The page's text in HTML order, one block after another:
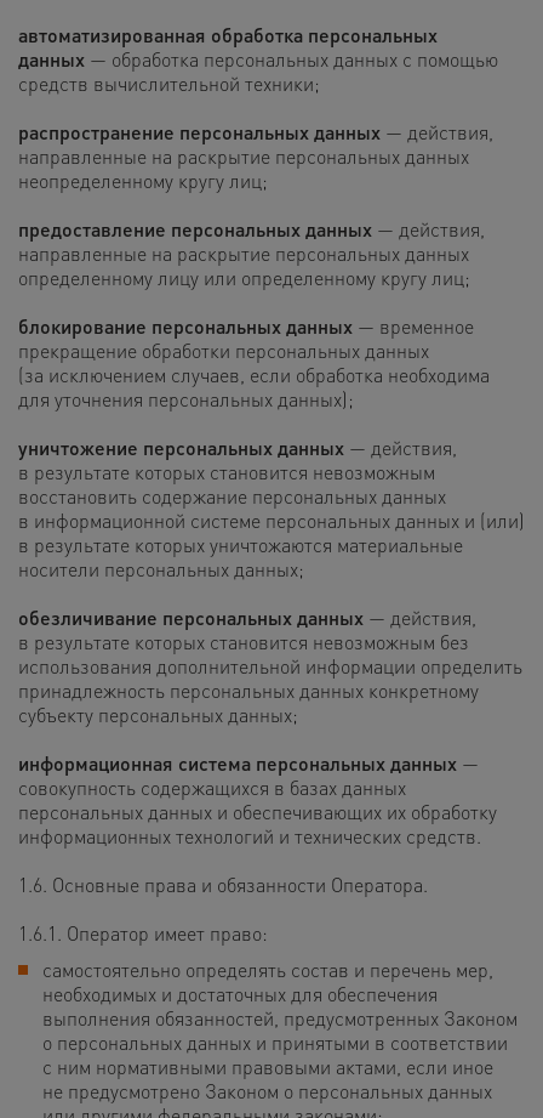
автоматизированная обработка персональных
данных — обработка персональных данных с помощью
средств вычислительной техники;
распространение персональных данных — действия,
направленные на раскрытие персональных данных
неопределенному кругу лиц;
предоставление персональных данных — действия,
направленные на раскрытие персональных данных
определенному лицу или определенному кругу лиц;
блокирование персональных данных — временное
прекращение обработки персональных данных
(за исключением случаев, если обработка необходима
для уточнения персональных данных);
уничтожение персональных данных — действия,
в результате которых становится невозможным
восстановить содержание персональных данных
в информационной системе персональных данных и (или)
в результате которых уничтожаются материальные
носители персональных данных;
обезличивание персональных данных — действия,
в результате которых становится невозможным без
использования дополнительной информации определить
принадлежность персональных данных конкретному
субъекту персональных данных;
информационная система персональных данных —
совокупность содержащихся в базах данных
персональных данных и обеспечивающих их обработку
информационных технологий и технических средств.
1.6. Основные права и обязанности Оператора.
1.6.1. Оператор имеет право:
самостоятельно определять состав и перечень мер,
необходимых и достаточных для обеспечения
выполнения обязанностей, предусмотренных Законом
о персональных данных и принятыми в соответствии
с ним нормативными правовыми актами, если иное
не предусмотрено Законом о персональных данных